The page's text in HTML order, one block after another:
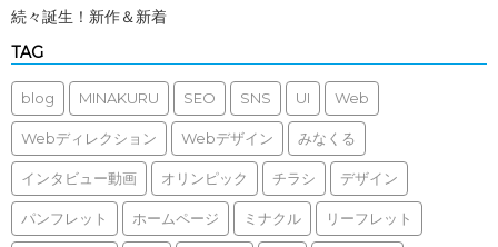
続々誕生！新作＆新着
TAG
blog MINAKURU SEO SNS UI Web
Webディレクション Webデザイン みなくる
インタビュー動画 オリンピック チラシ デザイン
パンフレット ホームページ ミナクル リーフレット